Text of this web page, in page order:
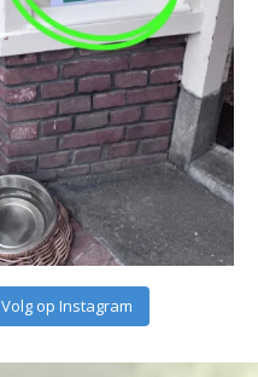
Volg op Instagram